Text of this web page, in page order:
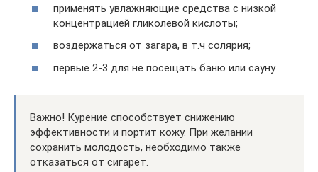
применять увлажняющие средства с низкой
концентрацией гликолевой кислоты;
воздержаться от загара, в т.ч солярия;
первые 2-3 для не посещать баню или сауну
Важно! Курение способствует снижению
эффективности и портит кожу. При желании
сохранить молодость, необходимо также
отказаться от сигарет.